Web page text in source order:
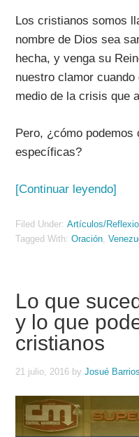
Los cristianos somos
nombre de Dios sea
hecha, y venga su
nuestro clamor
medio de la crisis que
Pero, ¿cómo podemos
específicas?
[Continuar leyendo]
Filed Under:Artículos/
Tagged With:Oración,
Lo que
y lo que
cristianos
21 julio, 2016 byJosué Barrios